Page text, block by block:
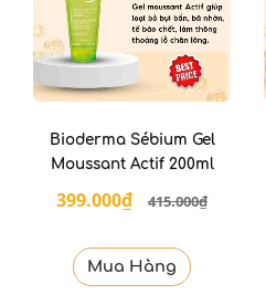
Bioderma Sébium Gel
Moussant Actif 200ml
399.000₫ 415.000₫
Mua Hàng